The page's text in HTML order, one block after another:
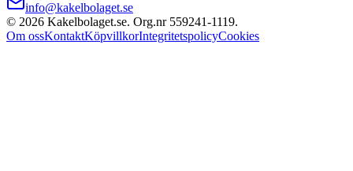
info@kakelbolaget.se
© 2026 Kakelbolaget.se. Org.nr 559241‑1119.
Om ossKontaktKöpvillkorIntegritetspolicyCookies